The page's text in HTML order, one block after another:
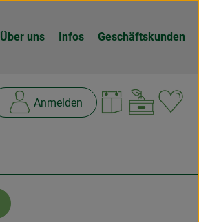
Über uns Infos Geschäftskunden
Anmelden